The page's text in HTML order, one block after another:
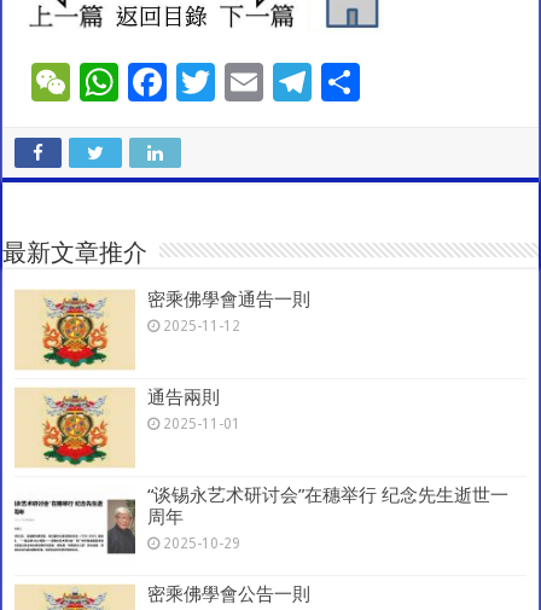
W
C
h
at
W
at
sA
p
p
F
e
b
o
k
T
er
E
l
T
gr
a
e
最新文章推介
密乘佛學會通告一則
2025-11-12
通告兩則
2025-11-01
“谈锡永艺术研讨会”在穗举行 纪念先生逝世一
周年
2025-10-29
密乘佛學會公告一則